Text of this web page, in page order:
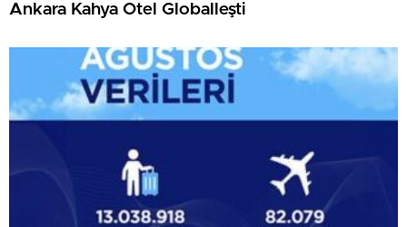
Ankara Kahya Otel Globalleşti